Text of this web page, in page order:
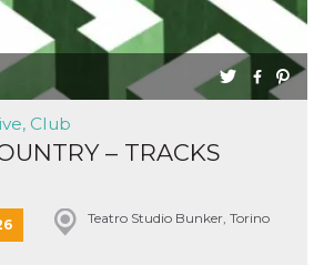
Club
– TRACKS
Teatro Studio Bunker, Torino